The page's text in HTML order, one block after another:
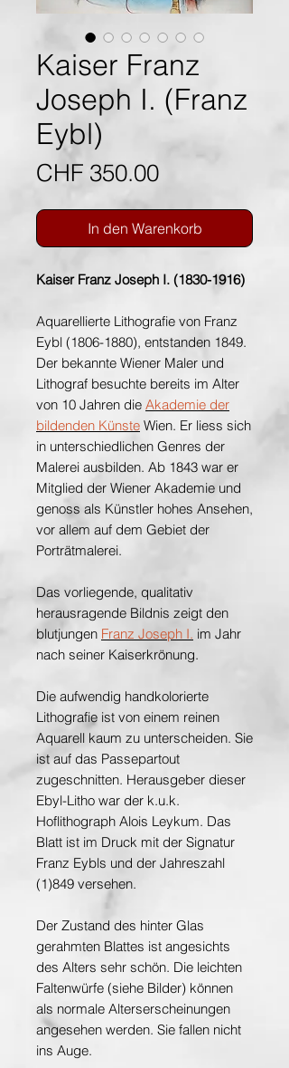
Kaiser Franz
Joseph I. (Franz
Eybl)
CHF 350.00Preis
In den Warenkorb
Kaiser Franz Joseph I. (1830-1916)
Aquarellierte Lithografie von Franz
Eybl (1806-1880), entstanden 1849.
Der bekannte Wiener Maler und
Lithograf besuchte bereits im Alter
von 10 Jahren die Akademie der
bildenden Künste Wien. Er liess sich
in unterschiedlichen Genres der
Malerei ausbilden. Ab 1843 war er
Mitglied der Wiener Akademie und
genoss als Künstler hohes Ansehen,
vor allem auf dem Gebiet der
Porträtmalerei.
Das vorliegende, qualitativ
herausragende Bildnis zeigt den
blutjungen Franz Joseph I. im Jahr
nach seiner Kaiserkrönung.
Die aufwendig handkolorierte
Lithografie ist von einem reinen
Aquarell kaum zu unterscheiden. Sie
ist auf das Passepartout
zugeschnitten. Herausgeber dieser
Ebyl-Litho war der k.u.k.
Hoflithograph Alois Leykum. Das
Blatt ist im Druck mit der Signatur
Franz Eybls und der Jahreszahl
(1)849 versehen.
Der Zustand des hinter Glas
gerahmten Blattes ist angesichts
des Alters sehr schön. Die leichten
Faltenwürfe (siehe Bilder) können
als normale Alterserscheinungen
angesehen werden. Sie fallen nicht
ins Auge.